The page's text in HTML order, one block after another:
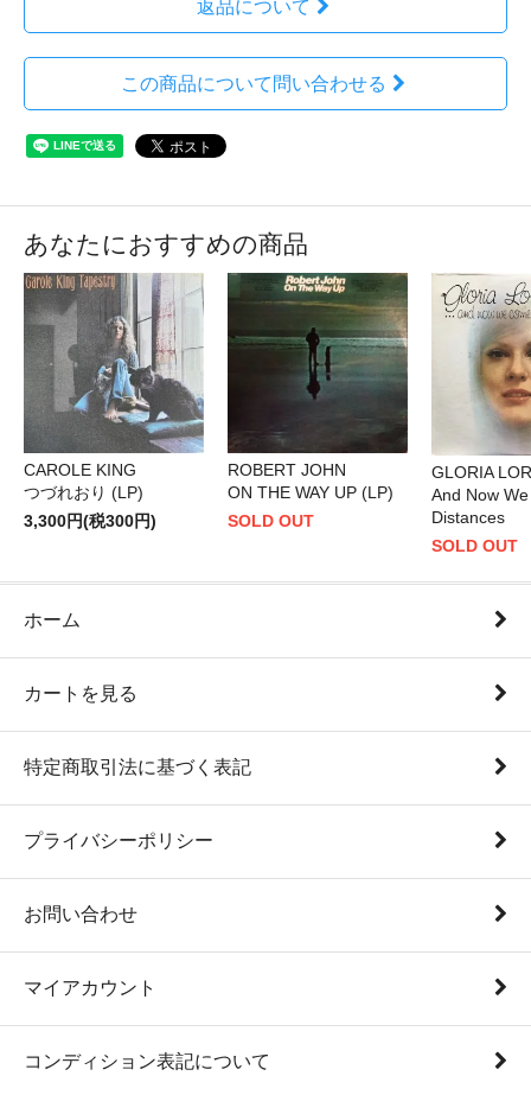
返品について
この商品について問い合わせる
あなたにおすすめの商品
CAROLE KING
つづれおり (LP)
3,300円(税300円)
ROBERT JOHN
ON THE WAY UP (LP)
SOLD OUT
GLORIA
And Now
Distances
SOLD OUT
ホーム
カートを見る
特定商取引法に基づく表記
プライバシーポリシー
お問い合わせ
マイアカウント
コンディション表記について